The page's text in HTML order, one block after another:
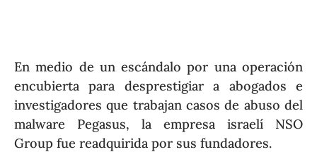
En medio de un escándalo por una operación
encubierta para desprestigiar a abogados e
investigadores que trabajan casos de abuso del
malware Pegasus, la empresa israelí NSO
Group fue readquirida por sus fundadores.